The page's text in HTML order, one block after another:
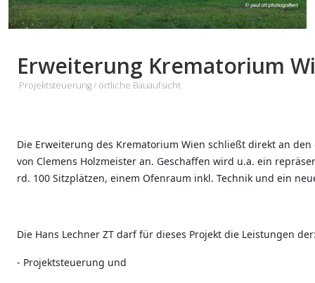
Erweiterung Krematorium
Projektsteuerung / örtliche Bauaufsicht
Die Erweiterung des Krematorium Wien schließt direkt an
von Clemens Holzmeister an. Geschaffen wird u.a. ein
rd. 100 Sitzplätzen, einem Ofenraum inkl. Technik und ein
Die Hans Lechner ZT darf für dieses Projekt die Leistungen
- Projektsteuerung und